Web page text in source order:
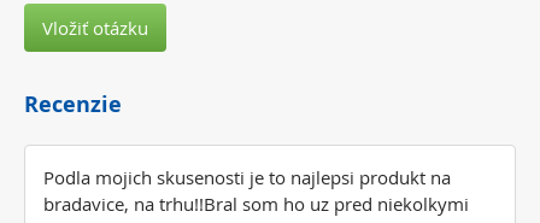
Vložiť otázku
Recenzie
Podla mojich skusenosti je to najlepsi produkt na
bradavice, na trhu!!Bral som ho uz pred niekolkymi